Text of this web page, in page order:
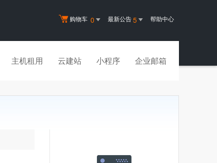
购物车 0 最新公告5 帮助中心
主机租用 云建站 小程序 企业邮箱